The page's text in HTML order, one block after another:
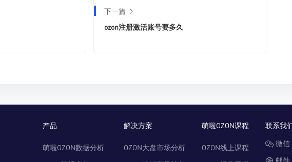
下一篇
ozon注册激活账号要多久
产品
萌啦OZON数据分析
解决方案
OZON大盘市场分析
萌啦OZON课程
OZON线上课程
联系我
微
邮